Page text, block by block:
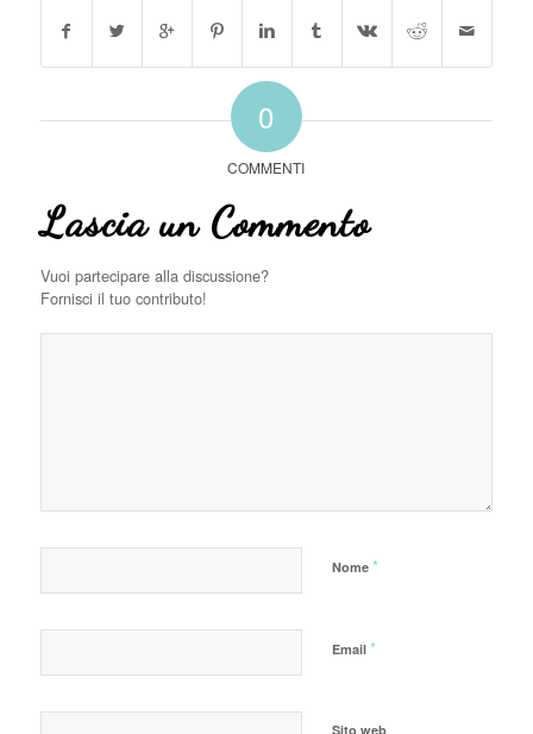
0
COMMENTI
Lascia un Commento
Vuoi partecipare alla discussione?
Fornisci il tuo contributo!
Nome *
Email *
Sito web